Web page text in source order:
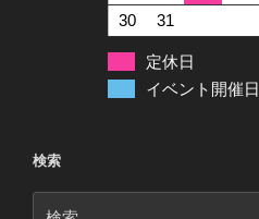
30
31
定休日
イベント開催日
検索